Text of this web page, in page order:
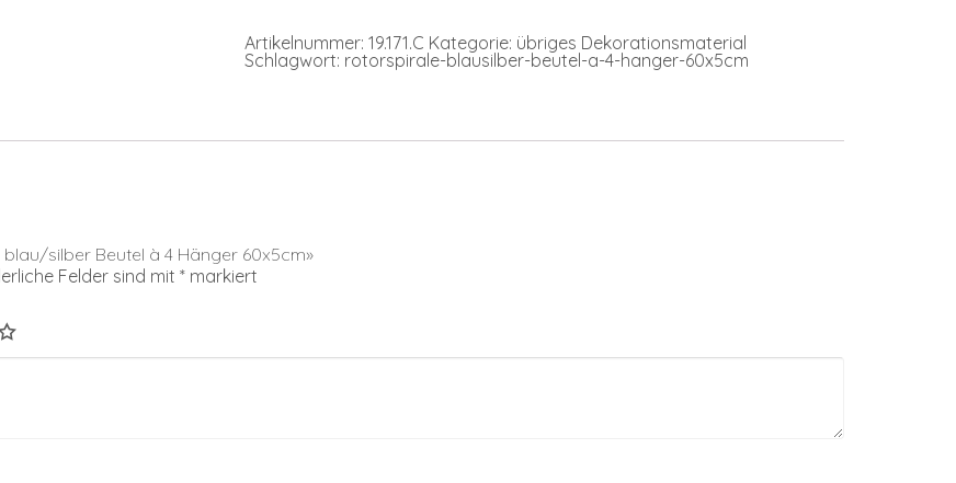
60x5cm
Menge
Artikelnummer: 19.171.C Kategorie: übriges Dekorationsmaterial
Schlagwort: rotorspirale-blausilber-beutel-a-4-hanger-60x5cm
silber Beutel à 4 Hänger 60x5cm»
Felder sind mit * markiert